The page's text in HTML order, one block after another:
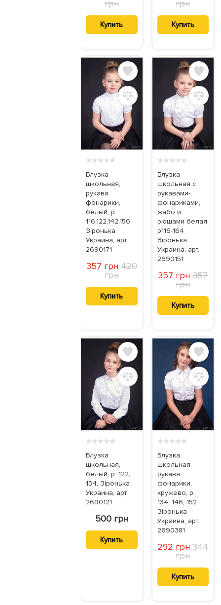
грн
Купить
грн
Купить
★★★★★
Блузка
школьная,
рукава
фонарики,
белый, р.
116,122,142,156
Зіронька
Украина, арт.
2690171
357 грн 420
грн
Купить
★★★★★
Блузка
школьная с
рукавами-
фонариками,
жабо и
рюшами белая
р116-164
Зіронька
Украина, арт.
2690151
357 грн357
грн
Купить
★★★★★
Блузка
школьная,
белый, р. 122,
134, Зіронька
Украина, арт.
2690121
500 грн
Купить
★★★★★
Блузка
школьная,
рукава
фонарики,
кружево, р.
134, 146, 152
Зіронька
Украина, арт.
2690381
292 грн344
грн
Купить